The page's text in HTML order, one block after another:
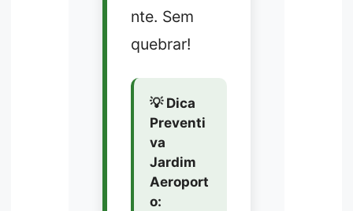
nte. Sem
quebrar!
💡 Dica
Preventi
va
Jardim
Aeroport
o: